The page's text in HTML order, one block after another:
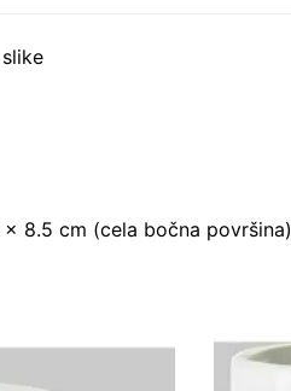
8.5 cm (cela bočna površina)